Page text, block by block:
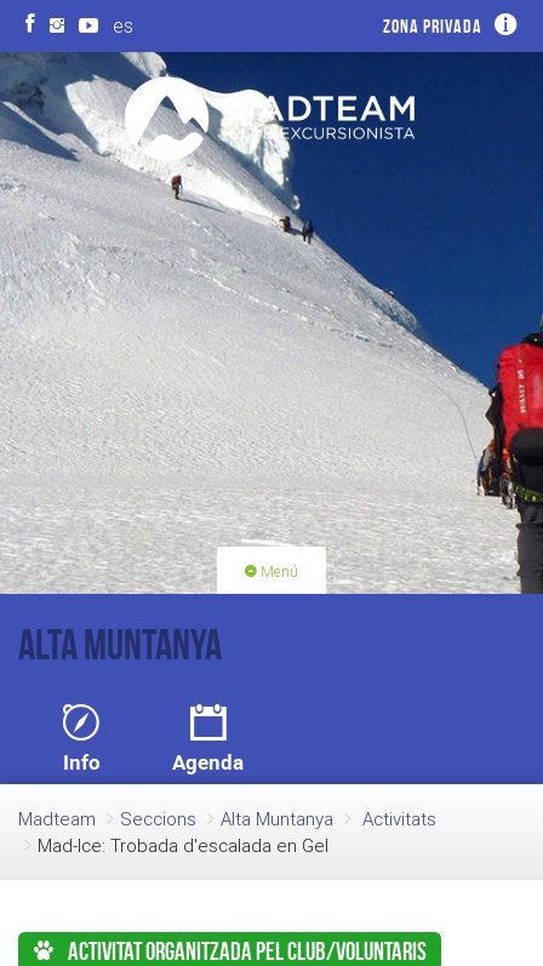
es Zona privada
Menú
FES-TE SOCI
Alta Muntanya
Info Agenda
Madteam Seccions Alta Muntanya
Activitats
Mad-Ice: Trobada d'escalada en Gel
Activitat organitzada pel club/voluntaris